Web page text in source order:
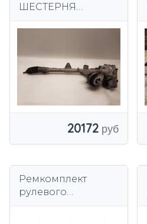
ШЕСТЕРНЯ
20172
Ремкомплект
рулевого